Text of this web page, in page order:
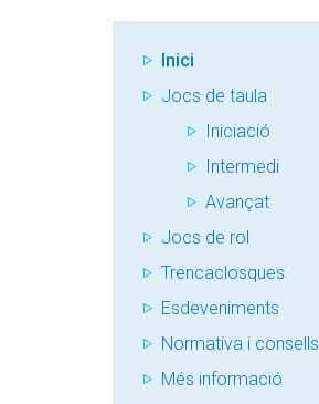
Inici
Jocs de taula
Iniciació
Intermedi
Avançat
Jocs de rol
Trencaclosques
Esdeveniments
Normativa i consells
Més informació